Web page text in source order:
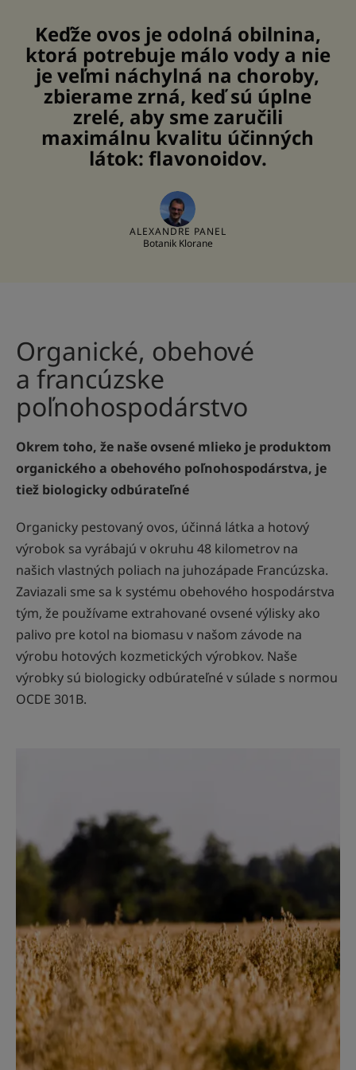
Keďže ovos je odolná obilnina,
ktorá potrebuje málo vody a nie
je veľmi náchylná na choroby,
zbierame zrná, keď sú úplne
zrelé, aby sme zaručili
maximálnu kvalitu účinných
látok: flavonoidov.
ALEXANDRE PANEL
Botanik Klorane
Organické, obehové
a francúzske
poľnohospodárstvo
Okrem toho, že naše ovsené mlieko je produktom
organického a obehového poľnohospodárstva, je
tiež biologicky odbúrateľné
Organicky pestovaný ovos, účinná látka a hotový
výrobok sa vyrábajú v okruhu 48 kilometrov na
našich vlastných poliach na juhozápade Francúzska.
Zaviazali sme sa k systému obehového hospodárstva
tým, že používame extrahované ovsené výlisky ako
palivo pre kotol na biomasu v našom závode na
výrobu hotových kozmetických výrobkov. Naše
výrobky sú biologicky odbúrateľné v súlade s normou
OCDE 301B.